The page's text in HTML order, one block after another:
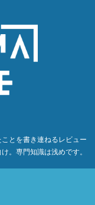
とを書き連ねるレビュー
。専門知識は浅めです。